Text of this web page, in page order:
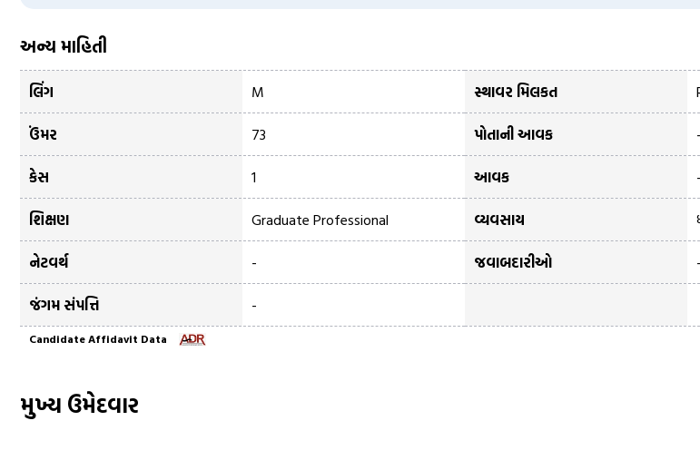
અન્ય માહિતી
લિંગ
M
ઉંમર
73
કેસ
1
શિક્ષણ
Graduate Professional
નેટવર્થ
-
જંગમ સંપત્તિ
-
સ્થાવર મિલકત
પોતાની આવક
-
આવક
-
વ્યવસાય
જવાબદારીઓ
-
Candidate Affidavit Data
મુખ્ય ઉમેદવાર